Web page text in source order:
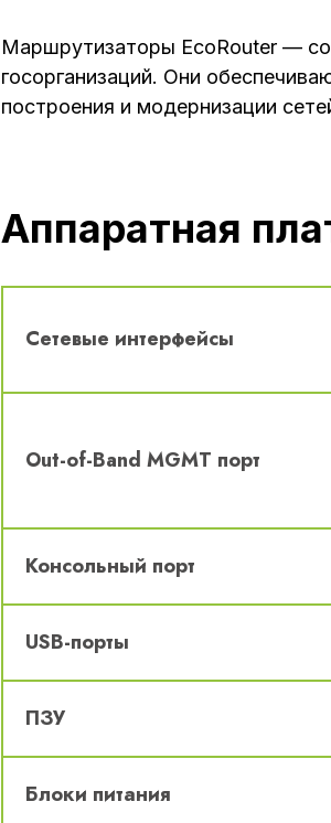
Маршрутизаторы EcoRouter —
госорганизаций. Они
построения и модернизации
Аппаратная
Сетевые интерфейсы
Out-of-Band MGMT порт
Консольный порт
USB-порты
ПЗУ
Блоки питания